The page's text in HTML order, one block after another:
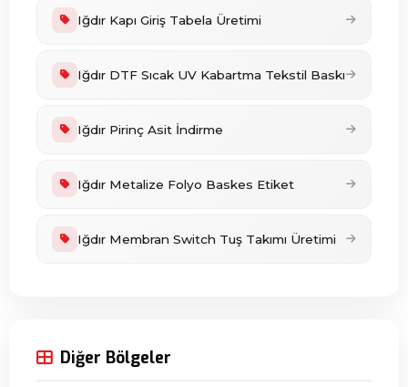
Iğdır Kapı Giriş Tabela Üretimi
Iğdır DTF Sıcak UV Kabartma Tekstil Baskı
Iğdır Pirinç Asit İndirme
Iğdır Metalize Folyo Baskes Etiket
Iğdır Membran Switch Tuş Takımı Üretimi
Diğer Bölgeler